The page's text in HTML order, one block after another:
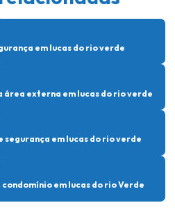
patrimonial
em lucas do rio verde
área externa em lucas do rio verde
segurança em lucas do rio verde
em lucas do rio Verde